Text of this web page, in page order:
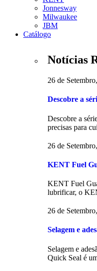
Jonnesway
Milwaukee
JBM
Catálogo
Notícias
26 de
Descobre a
Descobre a
precisas para
26 de
KENT Fuel
KENT Fuel
lubrificar, o
26 de
Selagem e
Selagem e
Quick Seal é